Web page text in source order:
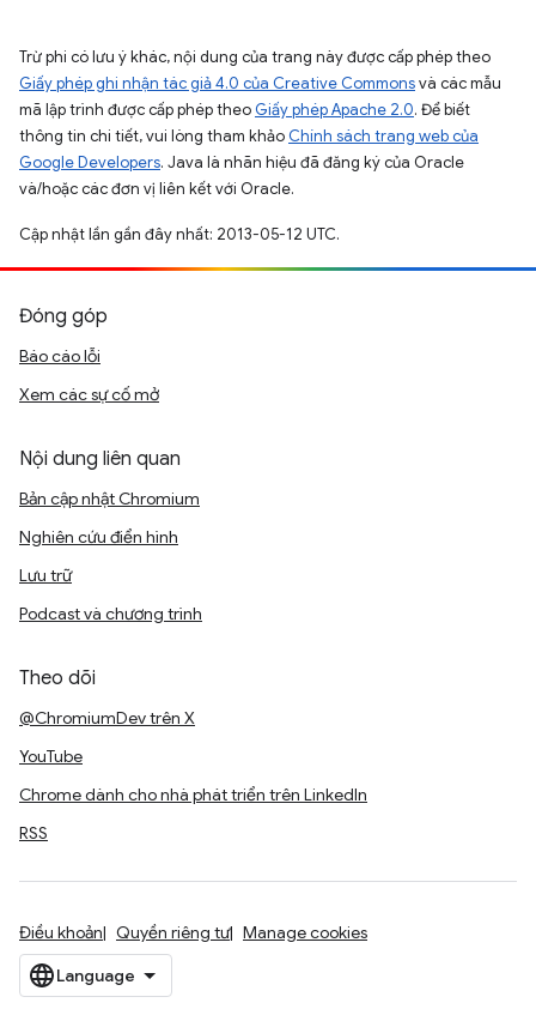
Trừ phi có lưu ý khác, nội dung của trang này được cấp phép theo
Giấy phép ghi nhận tác giả 4.0 của Creative Commonsvà các mẫu
mã lập trình được cấp phép theo Giấy phép Apache 2.0. Để biết
thông tin chi tiết, vui lòng tham khảo Chính sách trang web của
Google Developers. Java là nhãn hiệu đã đăng ký của Oracle
và/hoặc các đơn vị liên kết với Oracle.
Cập nhật lần gần đây nhất: 2013-05-12 UTC.
Đóng góp
Báo cáo lỗi
Xem các sự cố mở
Nội dung liên quan
Bản cập nhật Chromium
Nghiên cứu điển hình
Lưu trữ
Podcast và chương trình
Theo dõi
@ChromiumDev trên X
YouTube
Chrome dành cho nhà phát triển trên LinkedIn
RSS
Điều khoản Quyền riêng tư Manage cookies